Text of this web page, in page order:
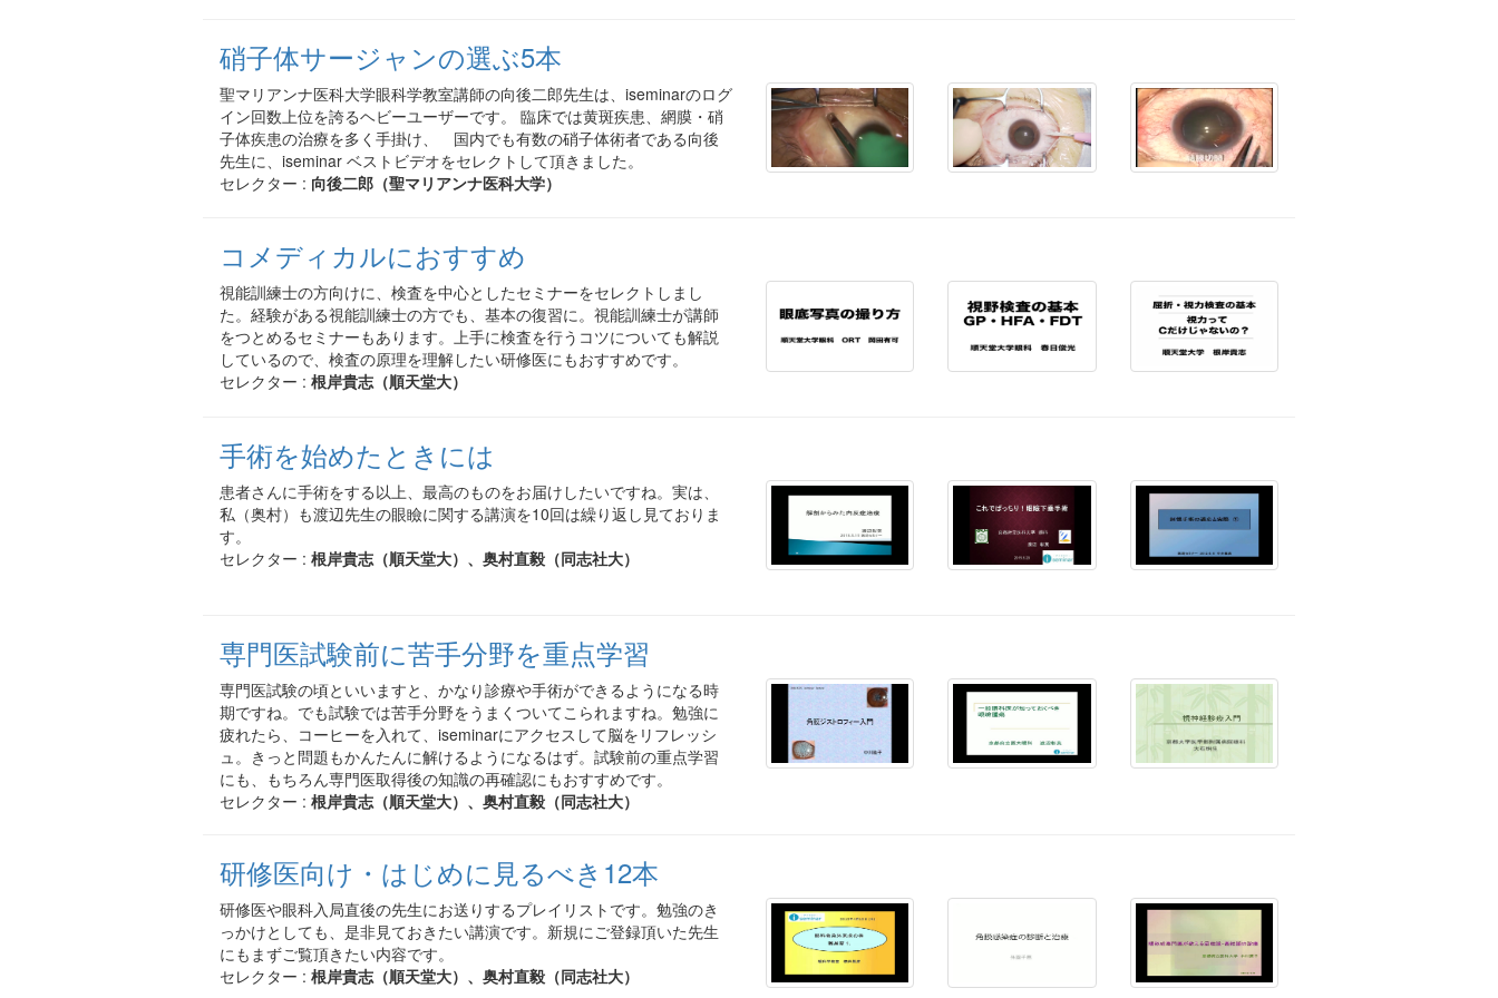
硝子体サージャンの選ぶ5本
聖マリアンナ医科大学眼科学教室講師の向後二郎先生は、iseminarのログ
イン回数上位を誇るヘビーユーザーです。 臨床では黄斑疾患、網膜・硝
子体疾患の治療を多く手掛け、 国内でも有数の硝子体術者である向後
先生に、iseminar ベストビデオをセレクトして頂きました。
セレクター : 向後二郎（聖マリアンナ医科大学）
コメディカルにおすすめ
視能訓練士の方向けに、検査を中心としたセミナーをセレクトしまし
た。経験がある視能訓練士の方でも、基本の復習に。視能訓練士が講師
をつとめるセミナーもあります。上手に検査を行うコツについても解説
しているので、検査の原理を理解したい研修医にもおすすめです。
セレクター : 根岸貴志（順天堂大）
手術を始めたときには
患者さんに手術をする以上、最高のものをお届けしたいですね。実は、
私（奥村）も渡辺先生の眼瞼に関する講演を10回は繰り返し見ておりま
す。
セレクター : 根岸貴志（順天堂大）、奥村直毅（同志社大）
専門医試験前に苦手分野を重点学習
専門医試験の頃といいますと、かなり診療や手術ができるようになる時
期ですね。でも試験では苦手分野をうまくついてこられますね。勉強に
疲れたら、コーヒーを入れて、iseminarにアクセスして脳をリフレッシ
ュ。きっと問題もかんたんに解けるようになるはず。試験前の重点学習
にも、もちろん専門医取得後の知識の再確認にもおすすめです。
セレクター : 根岸貴志（順天堂大）、奥村直毅（同志社大）
研修医向け・はじめに見るべき12本
研修医や眼科入局直後の先生にお送りするプレイリストです。勉強のき
っかけとしても、是非見ておきたい講演です。新規にご登録頂いた先生
にもまずご覧頂きたい内容です。
セレクター : 根岸貴志（順天堂大）、奥村直毅（同志社大）